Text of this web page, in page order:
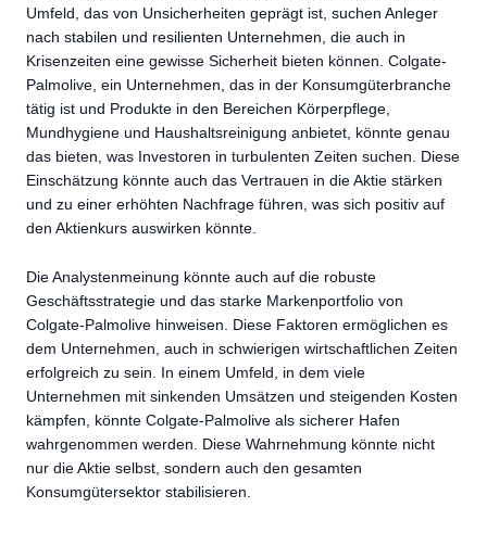
Umfeld, das von Unsicherheiten geprägt ist, suchen Anleger
nach stabilen und resilienten Unternehmen, die auch in
Krisenzeiten eine gewisse Sicherheit bieten können. Colgate-
Palmolive, ein Unternehmen, das in der Konsumgüterbranche
tätig ist und Produkte in den Bereichen Körperpflege,
Mundhygiene und Haushaltsreinigung anbietet, könnte genau
das bieten, was Investoren in turbulenten Zeiten suchen. Diese
Einschätzung könnte auch das Vertrauen in die Aktie stärken
und zu einer erhöhten Nachfrage führen, was sich positiv auf
den Aktienkurs auswirken könnte.
Die Analystenmeinung könnte auch auf die robuste
Geschäftsstrategie und das starke Markenportfolio von
Colgate-Palmolive hinweisen. Diese Faktoren ermöglichen es
dem Unternehmen, auch in schwierigen wirtschaftlichen Zeiten
erfolgreich zu sein. In einem Umfeld, in dem viele
Unternehmen mit sinkenden Umsätzen und steigenden Kosten
kämpfen, könnte Colgate-Palmolive als sicherer Hafen
wahrgenommen werden. Diese Wahrnehmung könnte nicht
nur die Aktie selbst, sondern auch den gesamten
Konsumgütersektor stabilisieren.